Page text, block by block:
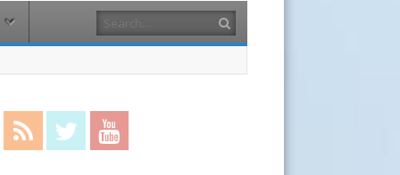
Search
RSS Feed Twitter